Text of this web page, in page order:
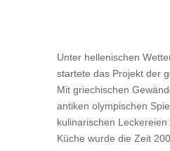
Unter hellenischen
startete das Projekt der
Mit griechischen
antiken olympischen
kulinarischen
Küche wurde die Zeit